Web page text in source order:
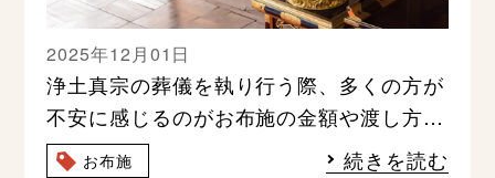
2025年12月01日
浄土真宗の葬儀を執り行う際、多くの方が
不安に感じるのがお布施の金額や渡し方の
マナーです。お布施は僧侶への感謝の気持
お布施 続きを読む